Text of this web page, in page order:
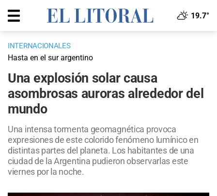
19.7°
INTERNACIONALES
Hasta en el sur argentino
Una explosión solar causa
asombrosas auroras alrededor del
mundo
Una intensa tormenta geomagnética provoca
expresiones de este colorido fenómeno lumínico en
distintas partes del planeta. Los habitantes de una
ciudad de la Argentina pudieron observarlas este
viernes por la noche.